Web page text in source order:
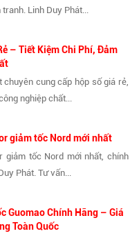
Linh Duy Phát...
– Tiết Kiệm Chi Phí, Đảm
chuyên cung cấp hộp số giá rẻ,
nghiệp chất...
giảm tốc Nord mới nhất
giảm tốc Nord mới nhất, chính
Phát. Tư vấn...
Guomao Chính Hãng – Giá
Toàn Quốc